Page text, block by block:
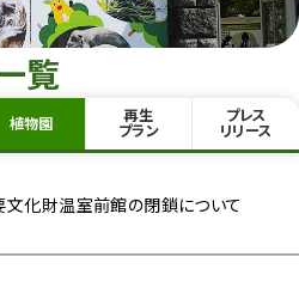
再生プラン
東山動植物園
への支援
サイトマップ
Follow
覧
植物園 再生
プラン
プレス
リリース
文化財温室前館の閉鎖について